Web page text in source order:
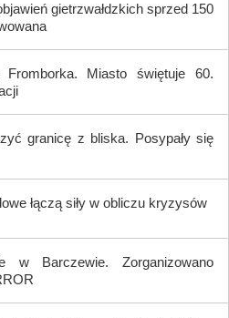
gietrzwałdzkich sprzed 150
Miasto świętuje 60.
granicę z bliska. Posypały się
łączą siły w obliczu kryzysów
w Barczewie. Zorganizowano